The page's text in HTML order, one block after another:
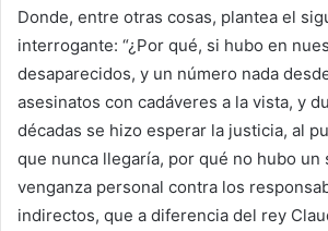
Donde, entre otras cosas, plantea el
interrogante: “¿Por qué, si hubo en
desaparecidos, y un número nada
asesinatos con cadáveres a la vista, y
décadas se hizo esperar la justicia, al
que nunca llegaría, por qué no hubo un
venganza personal contra los
indirectos, que a diferencia del rey